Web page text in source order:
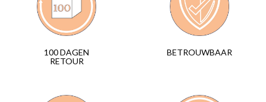
100 DAGEN
RETOUR
BETROUWBAAR